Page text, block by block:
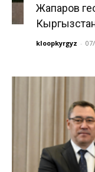
Жапаров
kloopkyrgyz -